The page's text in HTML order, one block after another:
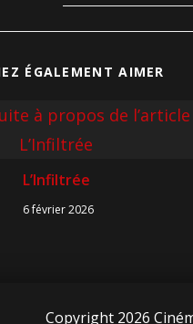
ÉGALEMENT AIMER
L’Infiltrée
6 février 2026
Copyright 2026